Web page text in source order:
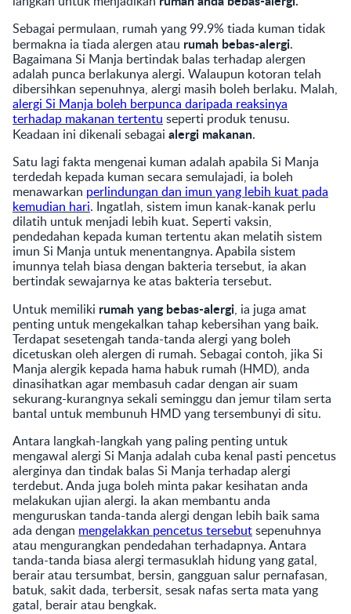
Sebagai permulaan, rumah yang 99.9% tiada kuman tidak
bermakna ia tiada alergen atau rumah bebas-alergi.
Bagaimana Si Manja bertindak balas terhadap alergen
adalah punca berlakunya alergi. Walaupun kotoran telah
dibersihkan sepenuhnya, alergi masih boleh berlaku. Malah,
alergi Si Manja boleh berpunca daripada reaksinya
terhadap makanan tertentu seperti produk tenusu.
Keadaan ini dikenali sebagai alergi makanan.
Satu lagi fakta mengenai kuman adalah apabila Si Manja
terdedah kepada kuman secara semulajadi, ia boleh
menawarkan perlindungan dan imun yang lebih kuat pada
kemudian hari. Ingatlah, sistem imun kanak-kanak perlu
dilatih untuk menjadi lebih kuat. Seperti vaksin,
pendedahan kepada kuman tertentu akan melatih sistem
imun Si Manja untuk menentangnya. Apabila sistem
imunnya telah biasa dengan bakteria tersebut, ia akan
bertindak sewajarnya ke atas bakteria tersebut.
Untuk memiliki rumah yang bebas-alergi, ia juga amat
penting untuk mengekalkan tahap kebersihan yang baik.
Terdapat sesetengah tanda-tanda alergi yang boleh
dicetuskan oleh alergen di rumah. Sebagai contoh, jika Si
Manja alergik kepada hama habuk rumah (HMD), anda
dinasihatkan agar membasuh cadar dengan air suam
sekurang-kurangnya sekali seminggu dan jemur tilam serta
bantal untuk membunuh HMD yang tersembunyi di situ.
Antara langkah-langkah yang paling penting untuk
mengawal alergi Si Manja adalah cuba kenal pasti pencetus
alerginya dan tindak balas Si Manja terhadap alergi
terdebut. Anda juga boleh minta pakar kesihatan anda
melakukan ujian alergi. Ia akan membantu anda
menguruskan tanda-tanda alergi dengan lebih baik sama
ada dengan mengelakkan pencetus tersebutsepenuhnya
atau mengurangkan pendedahan terhadapnya. Antara
tanda-tanda biasa alergi termasuklah hidung yang gatal,
berair atau tersumbat, bersin, gangguan salur pernafasan,
batuk, sakit dada, terbersit, sesak nafas serta mata yang
gatal, berair atau bengkak.